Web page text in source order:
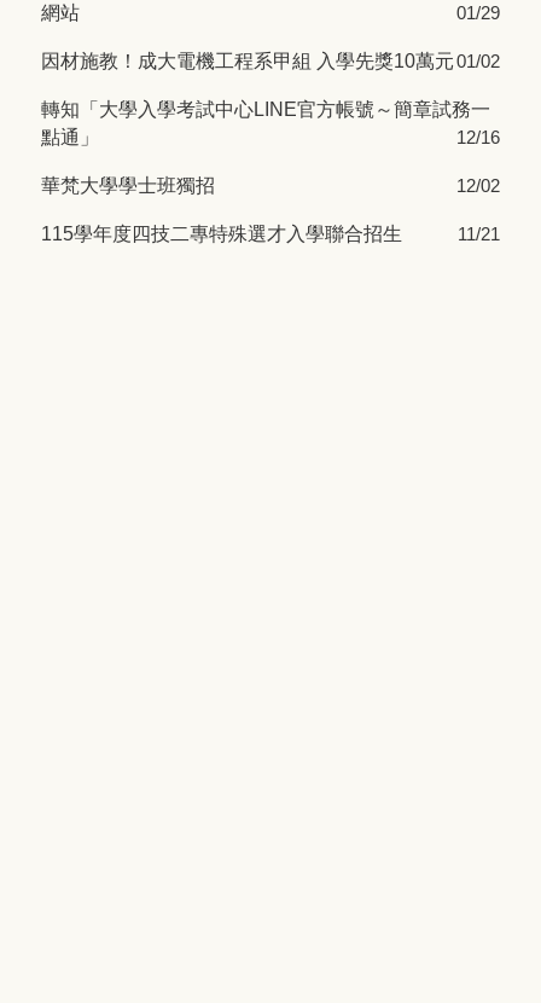
網站
01/29
因材施教！成大電機工程系甲組 入學先獎10萬元01/02
轉知「大學入學考試中心LINE官方帳號～簡章試務一
點通」
12/16
華梵大學學士班獨招 12/02
115學年度四技二專特殊選才入學聯合招生 11/21